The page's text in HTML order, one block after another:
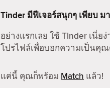
Tinder มีฟีเจอร์สนุกๆ เพียบ
อย่างแรกเลย ใช้ Tinder เนี่ย
โปรไฟล์เพื่อบอกความเป็นคุ
แค่นี้ คุณก็พร้อม Match แล้ว!